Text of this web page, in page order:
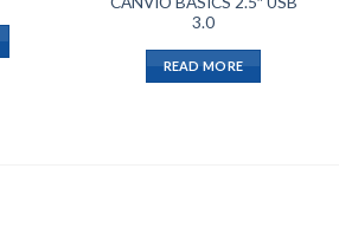
3.0
READ MORE